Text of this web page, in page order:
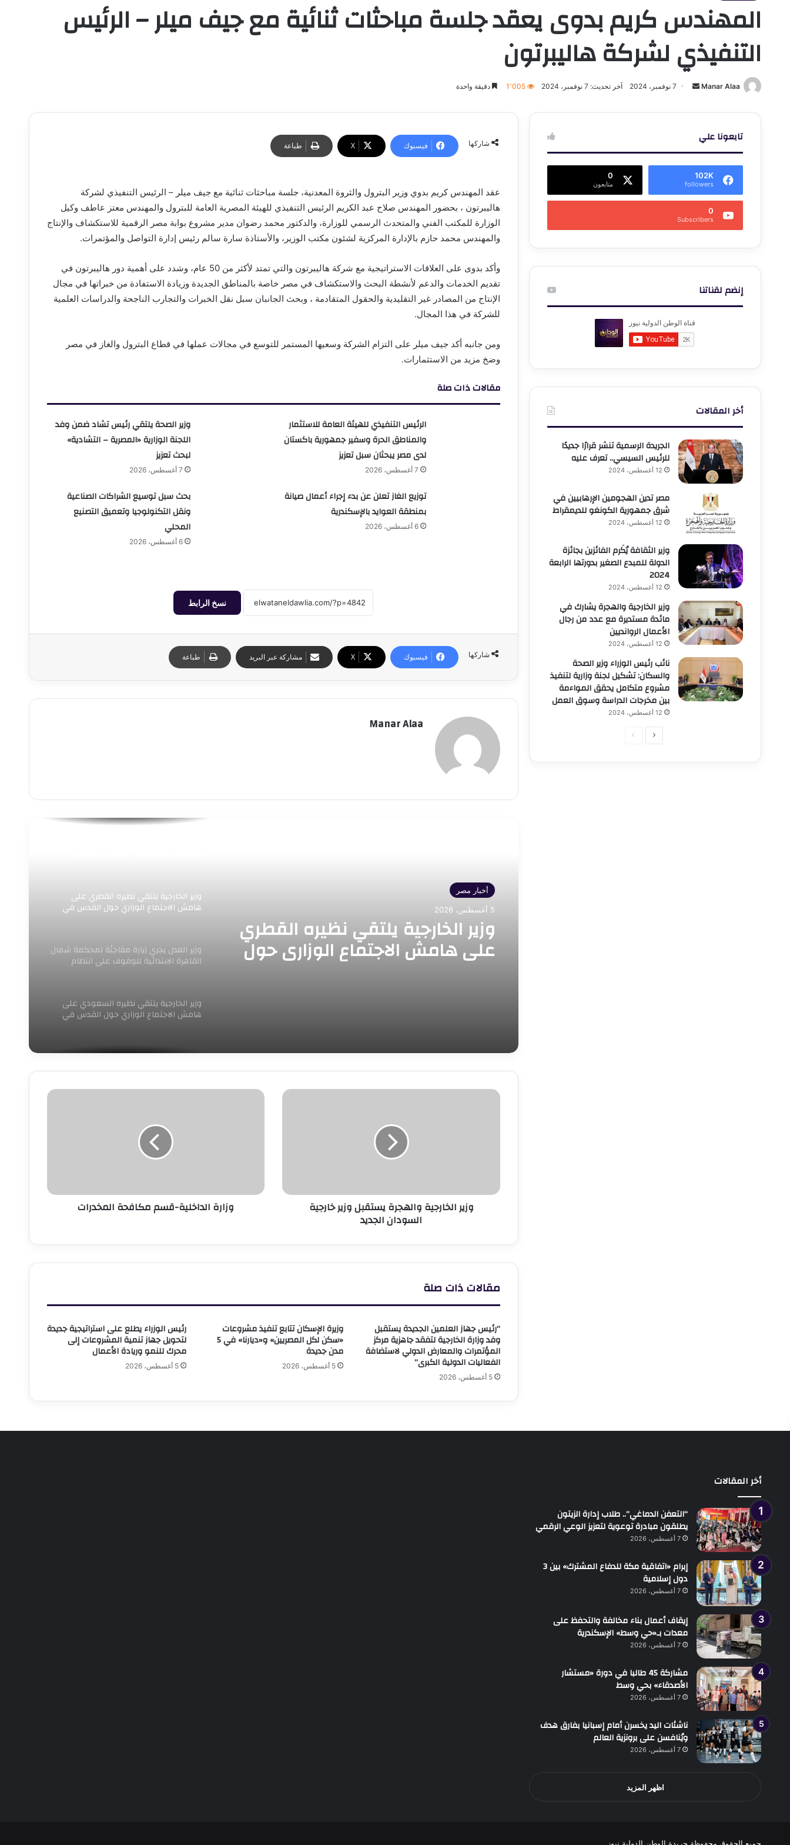
المهندس كريم بدوى يعقد جلسة مباحثات ثنائية مع جيف ميلر – الرئيس
التنفيذي لشركة هاليبرتون
Manar Alaa
أرسل
إلكترونيا
7 نوفمبر، 2024 آخر تحديث: 7 نوفمبر، 2024 1٬005 دقيقة واحدة
شاركها فيسبوك ‫X طباعة
عقد المهندس كريم بدوي وزير البترول والثروة المعدنية، جلسة مباحثات ثنائية مع جيف ميلر – الرئيس التنفيذي لشركة
هاليبرتون ، بحضور المهندس صلاح عبد الكريم الرئيس التنفيذي للهيئة المصرية العامة للبترول والمهندس معتز عاطف وكيل
الوزارة للمكتب الفني والمتحدث الرسمي للوزارة، والدكتور محمد رضوان مدير مشروع بوابة مصر الرقمية للاستكشاف والإنتاج
والمهندس محمد حازم بالإدارة المركزية لشئون مكتب الوزير، والأستاذة سارة سالم رئيس إدارة التواصل والمؤتمرات.
وأكد بدوى على العلاقات الاستراتيجية مع شركة هاليبرتون والتي تمتد لأكثر من 50 عام، وشدد على أهمية دور هاليبرتون في
تقديم الخدمات والدعم لأنشطة البحث والاستكشاف في مصر خاصة بالمناطق الجديدة وزيادة الاستفادة من خبراتها في مجال
الإنتاج من المصادر غير التقليدية والحقول المتقادمة ، وبحث الجانبان سبل نقل الخبرات والتجارب الناجحة والدراسات العلمية
للشركة في هذا المجال.
ومن جانبه أكد جيف ميلر على التزام الشركة وسعيها المستمر للتوسع في مجالات عملها في قطاع البترول والغاز في مصر
وضخ مزيد من الاستثمارات.
مقالات ذات صلة
الرئيس التنفيذي للهيئة العامة للاستثمار
والمناطق الحرة وسفير جمهورية باكستان
لدى مصر يبحثان سبل تعزيز
7 أغسطس، 2026
وزير الصحة يلتقي رئيس تشاد ضمن وفد
اللجنة الوزارية «المصرية – التشادية»
لبحث تعزيز
7 أغسطس، 2026
توزيع الغاز تعلن عن بدء إجراء أعمال صيانة
بمنطقة العوايد بالإسكندرية
6 أغسطس، 2026
بحث سبل توسيع الشراكات الصناعية
ونقل التكنولوجيا وتعميق التصنيع
المحلي
6 أغسطس، 2026
نسخ الرابط
شاركها فيسبوك ‫X مشاركة عبر البريد طباعة
Manar Alaa
أخبار مصر
5 أغسطس، 2026
وزير الخارجية يلتقي نظيره القطري
على هامش الاجتماع الوزاري حول
القدس في عمّان
وزير الخارجية يلتقي نظيره القطري على
هامش الاجتماع الوزاري حول القدس في
وزير العدل يجري زيارة مفاجئة لمحكمة شمال
القاهرة الابتدائية للوقوف على انتظام
وزير الخارجية يلتقي نظيره السعودي على
هامش الاجتماع الوزاري حول القدس في
وزير
وزير الخارجية والهجرة يستقبل وزير خارجية
السودان الجديد
وزارة
وزارة الداخلية-قسم مكافحة المخدرات
مقالات ذات صلة
“رئيس جهاز العلمين الجديدة يستقبل
وفد وزارة الخارجية لتفقد جاهزية مركز
المؤتمرات والمعارض الدولي لاستضافة
الفعاليات الدولية الكبرى”
5 أغسطس، 2026
وزيرة الإسكان تتابع تنفيذ مشروعات
«سكن لكل المصريين» و«ديارنا» في 5
مدن جديدة
5 أغسطس، 2026
رئيس الوزراء يطلع على استراتيجية جديدة
لتحويل جهاز تنمية المشروعات إلى
محرك للنمو وريادة الأعمال
5 أغسطس، 2026
تابعونا علي
102K
followers
0
متابعون
0
Subscribers
إنضم لقناتنا
أخر المقالات
الجريدة الرسمية تنشر قرارًا جديدًا
للرئيس السيسي.. تعرف عليه
12 أغسطس، 2024
مصر تدين الهجومين الإرهابيين في
شرق جمهورية الكونغو للديمقراط
12 أغسطس، 2024
وزير الثقافة يُكَرم الفائزين بجائزة
الدولة للمبدع الصغير بدورتها الرابعة
2024
12 أغسطس، 2024
وزير الخارجية والهجرة يشارك في
مائدة مستديرة مع عدد من رجال
الأعمال الروانديين
12 أغسطس، 2024
نائب رئيس الوزراء وزير الصحة
والسكان: تشكيل لجنة وزارية لتنفيذ
مشروع متكامل يحقق المواءمة
بين مخرجات الدراسة وسوق العمل
12 أغسطس، 2024
الصفحةالصفحة
أخر المقالات
“التعفن الدماغي”.. طلاب إدارة الزيتون
يطلقون مبادرة توعوية لتعزيز الوعي الرقمي
7 أغسطس، 2026
إبرام «اتفاقية مكة للدفاع المشترك» بين 3
دول إسلامية
7 أغسطس، 2026
إيقاف أعمال بناء مخالفة والتحفظ على
معدات بـ«حي وسط» الإسكندرية
7 أغسطس، 2026
مشاركة 45 طالبا في دورة «مستشار
الأصدقاء» بحي وسط
7 أغسطس، 2026
ناشئات اليد يخسرن أمام إسبانيا بفارق هدف
ويُنافسن على برونزية العالم
7 أغسطس، 2026
اظهر المزيد
جميع الحقوق محفوظة جريدة الوطن الدولية نيوز